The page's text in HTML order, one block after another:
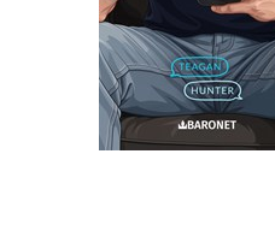
Do košíku
399 Kč
319 Kč